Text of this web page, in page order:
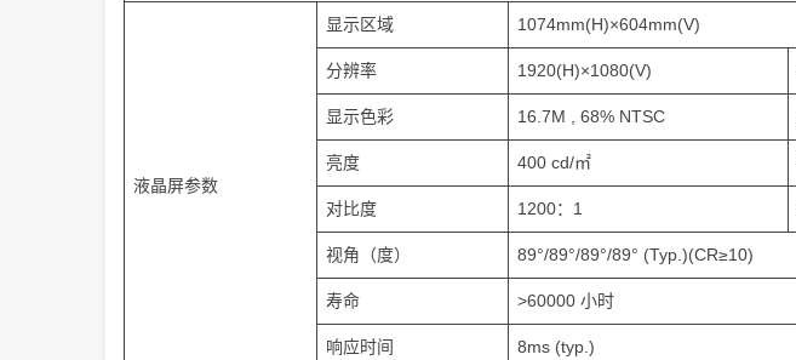
液晶屏参数
显示区域 1074mm(H)×604mm(V)
分辨率 1920(H)×1080(V)
显示色彩 16.7M , 68% NTSC
亮度 400 cd/㎡
对比度 1200：1
视角（度） 89°/89°/89°/89° (Typ.)(CR≥10)
寿命 >60000 小时
响应时间 8ms (typ.)